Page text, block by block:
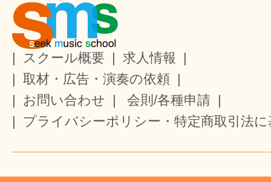
| スクール概要 | 求人情報
|
| 取材・広告・演奏の依頼 |
| お問い合わせ | 会則/各種申請 |
|
プライバシーポリシー・特定商取引法